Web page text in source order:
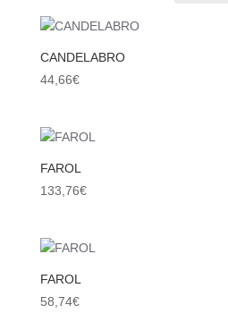
CANDELABRO
44,66€
FAROL
133,76€
FAROL
58,74€